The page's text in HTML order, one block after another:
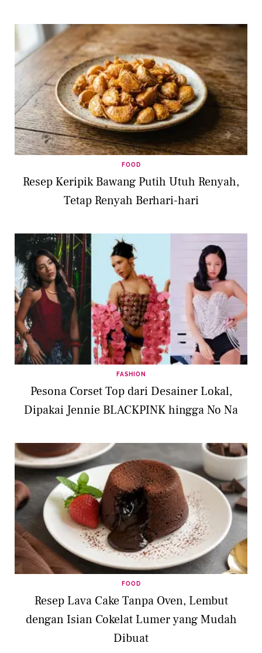
FOOD
Resep Keripik Bawang Putih Utuh Renyah,
Tetap Renyah Berhari-hari
FASHION
Pesona Corset Top dari Desainer Lokal,
Dipakai Jennie BLACKPINK hingga No Na
FOOD
Resep Lava Cake Tanpa Oven, Lembut
dengan Isian Cokelat Lumer yang Mudah
Dibuat